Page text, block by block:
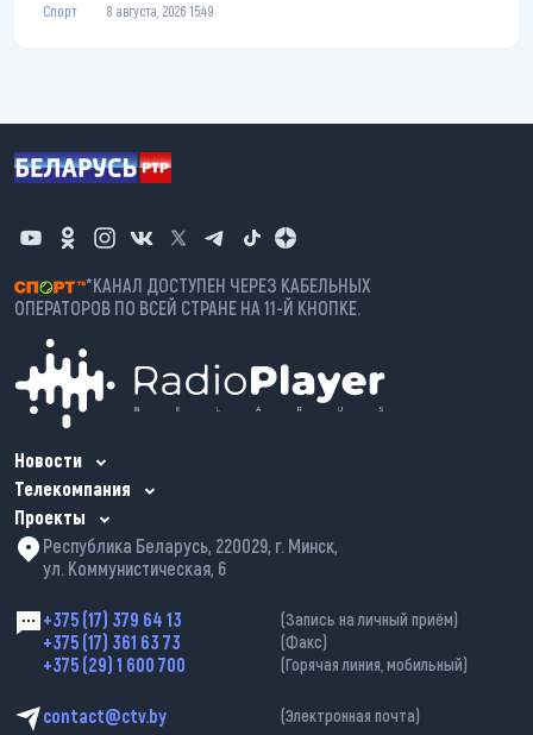
Спорт 8 августа, 2026 15:49
*КАНАЛ ДОСТУПЕН ЧЕРЕЗ КАБЕЛЬНЫХ
ОПЕРАТОРОВ ПО ВСЕЙ СТРАНЕ НА 11-Й КНОПКЕ.
Новости
Телекомпания
Проекты
Республика Беларусь, 220029, г. Минск,
ул. Коммунистическая, 6
+375 (17) 379 64 13 (Запись на личный приём)
+375 (17) 361 63 73 (Факс)
+375 (29) 1 600 700 (Горячая линия, мобильный)
contact@ctv.by (Электронная почта)